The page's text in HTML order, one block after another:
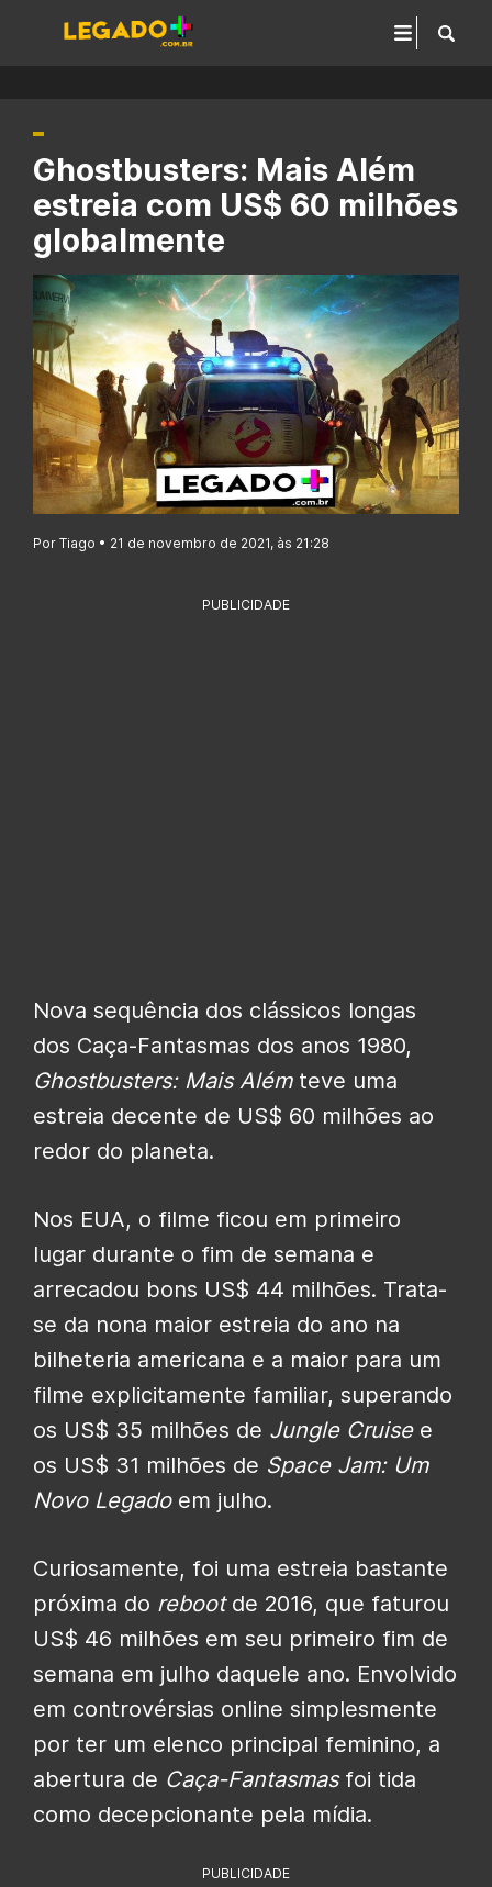
Ghostbusters: Mais Além
estreia com US$ 60 milhões
globalmente
Por Tiago • 21 de novembro de 2021, às 21:28
PUBLICIDADE
Nova sequência dos clássicos longas
dos Caça-Fantasmas dos anos 1980,
Ghostbusters: Mais Alémteve uma
estreia decente de US$ 60 milhões ao
redor do planeta.
Nos EUA, o filme ficou em primeiro
lugar durante o fim de semana e
arrecadou bons US$ 44 milhões. Trata-
se da nona maior estreia do ano na
bilheteria americana e a maior para um
filme explicitamente familiar, superando
os US$ 35 milhões de Jungle Cruisee
os US$ 31 milhões de Space Jam: Um
Novo Legadoem julho.
Curiosamente, foi uma estreia bastante
próxima do rebootde 2016, que faturou
US$ 46 milhões em seu primeiro fim de
semana em julho daquele ano. Envolvido
em controvérsias online simplesmente
por ter um elenco principal feminino, a
abertura de Caça-Fantasmasfoi tida
como decepcionante pela mídia.
PUBLICIDADE